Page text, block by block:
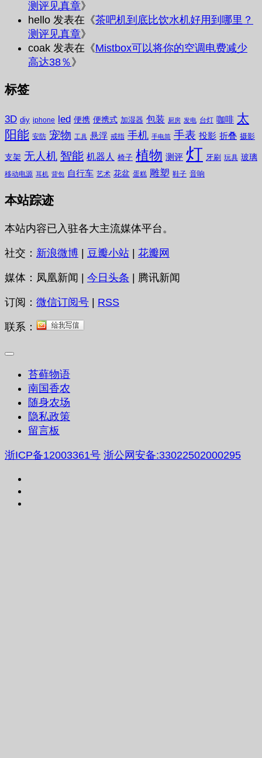
测评见真章》
hello 发表在《茶吧机到底比饮水机好用到哪里？
测评见真章》
coak 发表在《Mistbox可以将你的空调电费减少
高达38％ 》
标签
3D diy iphone led 便携 便携式 加湿器 包装 厨房 发电 台灯 咖啡 太
阳能 安防 宠物 工具 悬浮 戒指 手机 手电筒 手表 投影 折叠 摄影
支架 无人机 智能 机器人 椅子 植物 测评 灯 牙刷 玩具 玻璃
移动电源 耳机 背包 自行车 艺术 花盆 蛋糕 雕塑 鞋子 音响
本站踪迹
本站内容已入驻各大主流媒体平台。
社交： 新浪微博 | 豆瓣小站 | 花瓣网
媒体：凤凰新闻 | 今日头条 | 腾讯新闻
订阅： 微信订阅号 | RSS
联系：
苔藓物语
南国香农
随身农场
隐私政策
留言板
浙ICP备12003361号 浙公网安备:33022502000295